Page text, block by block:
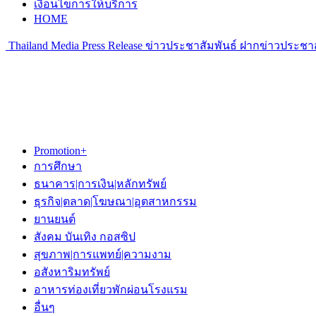
เงื่อนไขการให้บริการ
HOME
Thailand Media Press Release ข่าวประชาสัมพันธ์ ฝากข่าวประ
Promotion+
การศึกษา
ธนาคาร|การเงิน|หลักทรัพย์
ธุรกิจ|ตลาด|โฆษณา|อุตสาหกรรม
ยานยนต์
สังคม บันเทิง กอสซิป
สุขภาพ|การแพทย์|ความงาม
อสังหาริมทรัพย์
อาหารท่องเที่ยวพักผ่อนโรงแรม
อื่นๆ